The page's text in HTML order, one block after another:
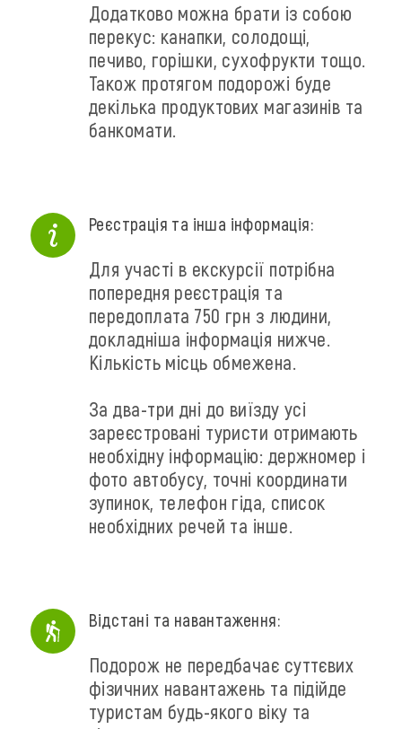
Додатково можна брати із собою
перекус: канапки, солодощі,
печиво, горішки, сухофрукти тощо.
Також протягом подорожі буде
декілька продуктових магазинів та
банкомати.
Реєстрація та інша інформація:
Для участі в екскурсії потрібна
попередня реєстрація та
передоплата 750 грн з людини,
докладніша інформація нижче.
Кількість місць обмежена.
За два-три дні до виїзду усі
зареєстровані туристи отримають
необхідну інформацію: держномер і
фото автобусу, точні координати
зупинок, телефон гіда, список
необхідних речей та інше.
Відстані та навантаження:
Подорож не передбачає суттєвих
фізичних навантажень та підійде
туристам будь-якого віку та